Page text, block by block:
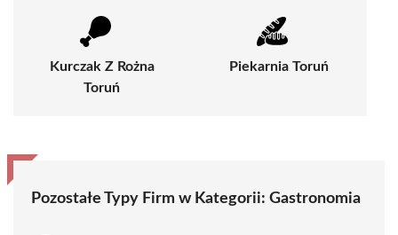
Kurczak Z Rożna
Toruń
Piekarnia Toruń
Pozostałe Typy Firm w Kategorii: Gastronomia